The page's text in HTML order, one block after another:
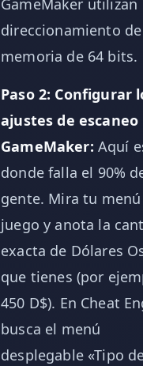
GameMaker utilizan
direccionamiento de
memoria de 64 bits.
Paso 2: Configurar
ajustes de escaneo
GameMaker: Aquí
donde falla el 90%
gente. Mira tu menú
juego y anota la
exacta de Dólares
que tienes (por
450 D$). En Cheat
busca el menú
desplegable «Tipo